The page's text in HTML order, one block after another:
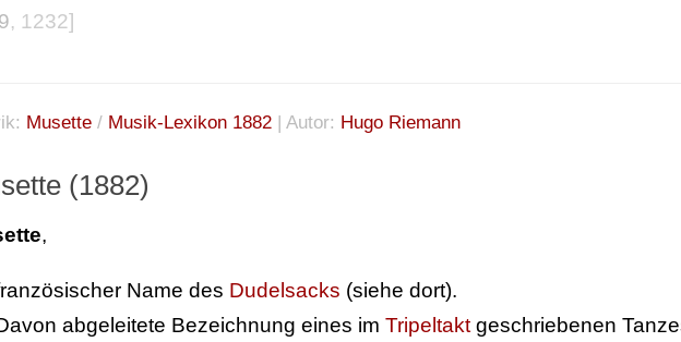
, 1232]
Musette / Musik-Lexikon 1882 | Autor: Hugo Riemann
(1882)
,
Name des Dudelsacks (siehe dort).
abgeleitete Bezeichnung eines im Tripeltaktgeschriebenen